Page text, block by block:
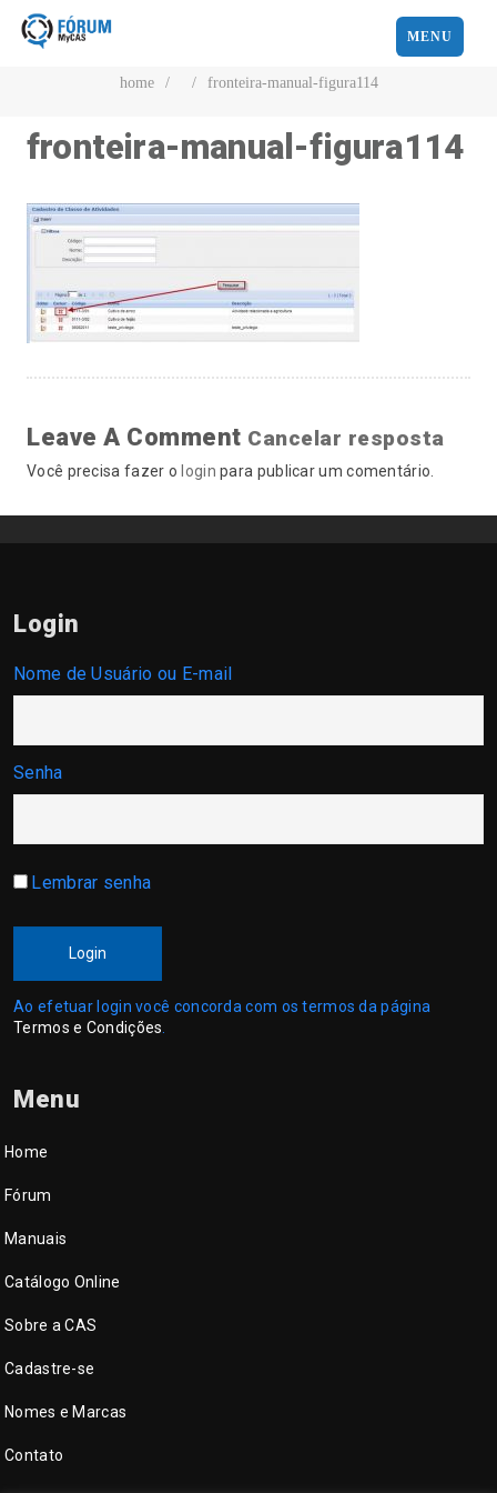
MENU
home / / fronteira-manual-figura114
fronteira-manual-figura114
Leave A Comment Cancelar resposta
Você precisa fazer o login para publicar um comentário.
Login
Nome de Usuário ou E-mail
Senha
Lembrar senha
Login
Ao efetuar login você concorda com os termos da página
Termos e Condições
Menu
Home
Fórum
Manuais
Catálogo Online
Sobre a CAS
Cadastre-se
Nomes e Marcas
Contato